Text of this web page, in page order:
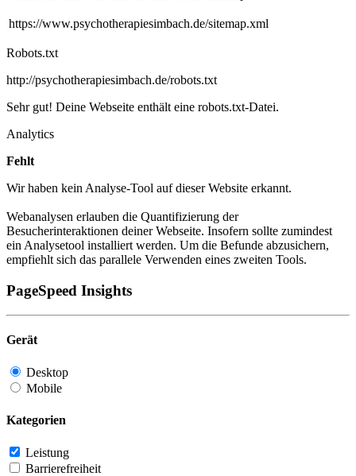
https://www.psychotherapiesimbach.de/sitemap.xml
Robots.txt
http://psychotherapiesimbach.de/robots.txt
Sehr gut! Deine Webseite enthält eine robots.txt-Datei.
Analytics
Fehlt
Wir haben kein Analyse-Tool auf dieser Website erkannt.
Webanalysen erlauben die Quantifizierung der
Besucherinteraktionen deiner Webseite. Insofern sollte zumindest
ein Analysetool installiert werden. Um die Befunde abzusichern,
empfiehlt sich das parallele Verwenden eines zweiten Tools.
PageSpeed Insights
Gerät
Desktop
Mobile
Kategorien
Leistung
Barrierefreiheit